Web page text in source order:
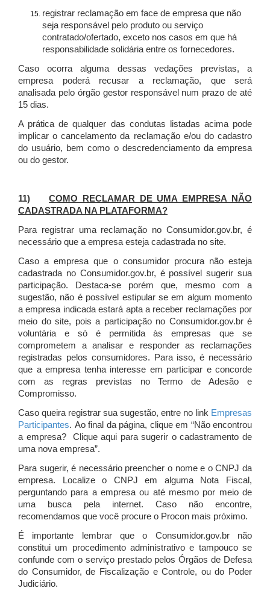
registrar reclamação em face de empresa que não
seja responsável pelo produto ou serviço
contratado/ofertado, exceto nos casos em que há
responsabilidade solidária entre os fornecedores.
Caso ocorra alguma dessas vedações previstas, a
empresa poderá recusar a reclamação, que será
analisada pelo órgão gestor responsável num prazo de até
15 dias.
A prática de qualquer das condutas listadas acima pode
implicar o cancelamento da reclamação e/ou do cadastro
do usuário, bem como o descredenciamento da empresa
ou do gestor.
11)COMO RECLAMAR DE UMA EMPRESA NÃO
CADASTRADA NA PLATAFORMA?
Para registrar uma reclamação no Consumidor.gov.br, é
necessário que a empresa esteja cadastrada no site.
Caso a empresa que o consumidor procura não esteja
cadastrada no Consumidor.gov.br, é possível sugerir sua
participação. Destaca-se porém que, mesmo com a
sugestão, não é possível estipular se em algum momento
a empresa indicada estará apta a receber reclamações por
meio do site, pois a participação no Consumidor.gov.br é
voluntária e só é permitida às empresas que se
comprometem a analisar e responder as reclamações
registradas pelos consumidores. Para isso, é necessário
que a empresa tenha interesse em participar e concorde
com as regras previstas no Termo de Adesão e
Compromisso.
Caso queira registrar sua sugestão, entre no link Empresas
Participantes. Ao final da página, clique em “Não encontrou
a empresa? Clique aqui para sugerir o cadastramento de
uma nova empresa”.
Para sugerir, é necessário preencher o nome e o CNPJ da
empresa. Localize o CNPJ em alguma Nota Fiscal,
perguntando para a empresa ou até mesmo por meio de
uma busca pela internet. Caso não encontre,
recomendamos que você procure o Procon mais próximo.
É importante lembrar que o Consumidor.gov.br não
constitui um procedimento administrativo e tampouco se
confunde com o serviço prestado pelos Órgãos de Defesa
do Consumidor, de Fiscalização e Controle, ou do Poder
Judiciário.